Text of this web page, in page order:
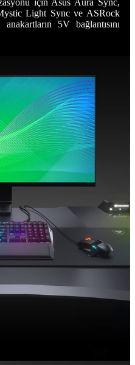
için Asus Aura Sync,
Light Sync ve ASRock
5V bağlantısını